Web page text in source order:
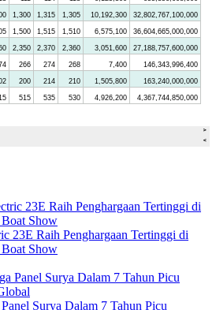
23E Raih Penghargaan Tertinggi di
Show
Surya Dalam 7 Tahun Picu